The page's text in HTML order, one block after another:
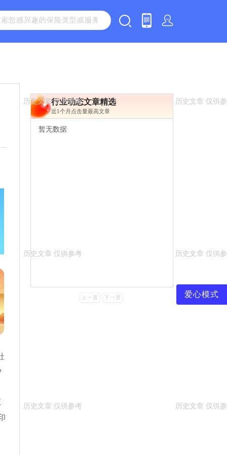
行业动态文章精选
近1个月点击量最高文章
暂无数据
上一页 下一页 爱心模式